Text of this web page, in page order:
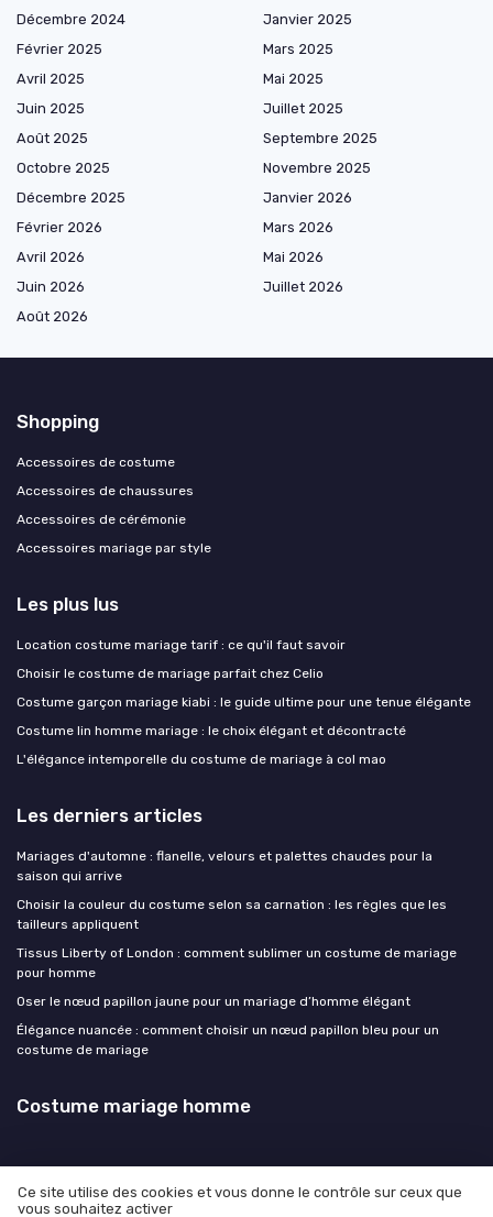
Décembre 2024
Janvier 2025
Février 2025
Mars 2025
Avril 2025
Mai 2025
Juin 2025
Juillet 2025
Août 2025
Septembre 2025
Octobre 2025
Novembre 2025
Décembre 2025
Janvier 2026
Février 2026
Mars 2026
Avril 2026
Mai 2026
Juin 2026
Juillet 2026
Août 2026
Shopping
Accessoires de costume
Accessoires de chaussures
Accessoires de cérémonie
Accessoires mariage par style
Les plus lus
Location costume mariage tarif : ce qu'il faut savoir
Choisir le costume de mariage parfait chez Celio
Costume garçon mariage kiabi : le guide ultime pour une tenue élégante
Costume lin homme mariage : le choix élégant et décontracté
L'élégance intemporelle du costume de mariage à col mao
Les derniers articles
Mariages d'automne : flanelle, velours et palettes chaudes pour la
saison qui arrive
Choisir la couleur du costume selon sa carnation : les règles que les
tailleurs appliquent
Tissus Liberty of London : comment sublimer un costume de mariage
pour homme
Oser le nœud papillon jaune pour un mariage d’homme élégant
Élégance nuancée : comment choisir un nœud papillon bleu pour un
costume de mariage
Costume mariage homme
Ce site utilise des cookies et vous donne le contrôle sur ceux que
vous souhaitez activer